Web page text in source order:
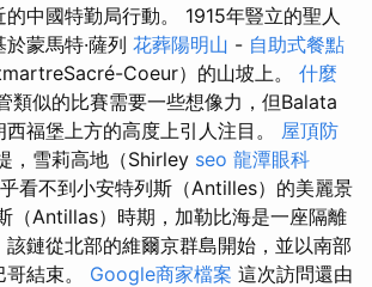
中國特勤局行動。 1915年豎立的聖人
蒙馬特·薩列 花葬陽明山 - 自助式餐點
Coeur）的山坡上。 什麼
類似的比賽需要一些想像力，但Balata
福堡上方的高度上引人注目。 屋頂防
，雪莉高地（Shirley seo 龍潭眼科
看不到小安特列斯（Antilles）的美麗景
（Antillas）時期，加勒比海是一座隔離
該鏈從北部的維爾京群島開始，並以南部
結束。 Google商家檔案 這次訪問還由